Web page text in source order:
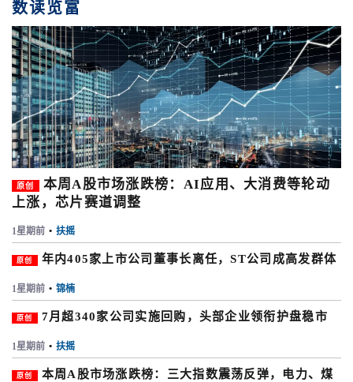
数读览富
原创
本周A股市场涨跌榜：AI应用、大消费等轮动
上涨，芯片赛道调整
1星期前 • 扶摇
原创 年内405家上市公司董事长离任，ST公司成高发群体
1星期前 • 锦楠
原创 7月超340家公司实施回购，头部企业领衔护盘稳市
1星期前 • 扶摇
原创
本周A股市场涨跌榜：三大指数震荡反弹，电力、煤